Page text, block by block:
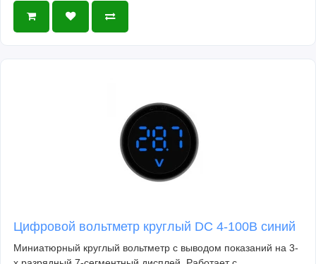
Цифровой вольтметр круглый DC 4-100В синий
Миниатюрный круглый вольтметр с выводом показаний на 3-